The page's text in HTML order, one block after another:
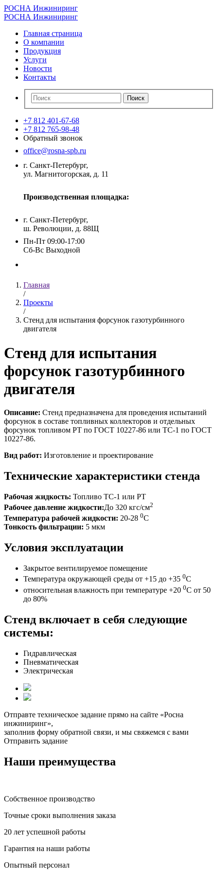
РОСНА Инжиниринг
РОСНА Инжиниринг
Главная страница
О компании
Продукция
Услуги
Новости
Контакты
+7 812 401-67-68
+7 812 765-98-48
Обратный звонок
office@rosna-spb.ru
г. Санкт-Петербург,
ул. Магнитогорская, д. 11
Производственная площадка:
г. Санкт-Петербург,
ш. Революции, д. 88Щ
Пн-Пт 09:00-17:00
Сб-Вс Выходной
Главная
/
Проекты
/
Стенд для испытания форсунок газотурбинного
двигателя
Стенд для испытания
форсунок газотурбинного
двигателя
Описание: Стенд предназначена для проведения испытаний
форсунок в составе топливных коллекторов и отдельных
форсунок топливом РТ по ГОСТ 10227-86 или ТС-1 по ГОСТ
10227-86.
Вид работ: Изготовление и проектирование
Технические характеристики стенда
Рабочая жидкость: Топливо ТС-1 или РТ
Рабочее давление жидкости:До 320 кгс/см2
Температура рабочей жидкости: 20-28 0С
Тонкость фильтрации: 5 мкм
Условия эксплуатации
Закрытое вентилируемое помещение
Температура окружающей среды от +15 до +35 0С
относительная влажность при температуре +20 0С от 50
до 80%
Стенд включает в себя следующие
системы:
Гидравлическая
Пневматическая
Электрическая
Отправте техническое задание прямо на сайте «Росна
инжиниринг»,
заполнив форму обратной связи, и мы свяжемся с вами
Отправить задание
Наши преимущества
Собственное производство
Точные сроки выполнения заказа
20 лет успешной работы
Гарантия на наши работы
Опытный персонал